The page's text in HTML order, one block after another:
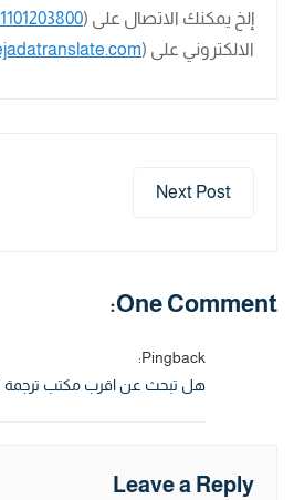
إلخ يمكنك الاتصال على (
الالكتروني على (
Next Post
One Comment:
Pingback:
هل تبحث عن اقرب مكتب ترجمة
Leave a Reply